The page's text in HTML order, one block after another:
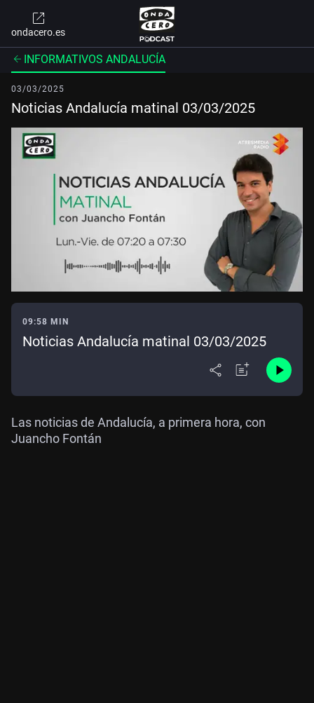
ondacero.es
INFORMATIVOS ANDALUCÍA
03/03/2025
Noticias Andalucía matinal 03/03/2025
09:58 MIN
Noticias Andalucía matinal 03/03/2025
Las noticias de Andalucía, a primera hora, con
Juancho Fontán